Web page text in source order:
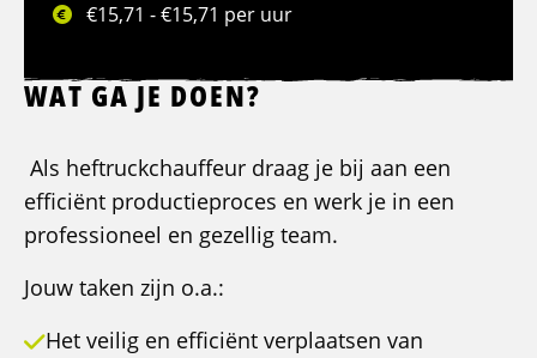
€15,71 - €15,71 per uur
WAT GA JE DOEN?
Als heftruckchauffeur draag je bij aan een
efficiënt productieproces en werk je in een
professioneel en gezellig team.
Jouw taken zijn o.a.:
Het veilig en efficiënt verplaatsen van